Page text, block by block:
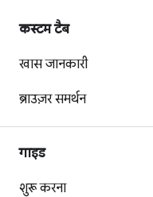
कस्‍टम टैब
खास जानकारी
ब्राउज़र समर्थन
गाइड
शुरू करना